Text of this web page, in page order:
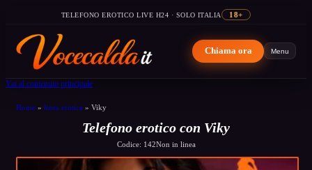
TELEFONO EROTICO LIVE H24 · SOLO ITALIA 18+
Chiama ora Menu
Vai al contenuto principale
Home » linea erotica » Viky
Telefono erotico con Viky
Codice: 142Non in linea